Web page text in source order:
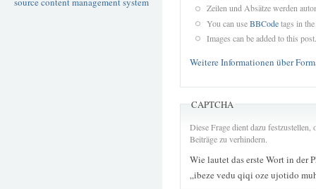
Zeilen und Absätze werden
You can useBBCodetags in
Images can be added to this post.
Weitere Informationen über
CAPTCHA
Diese Frage dient dazu
Beiträge zu verhindern.
Wie lautet das erste Wort in der
„ibeze vedu qiqi oze ujotido